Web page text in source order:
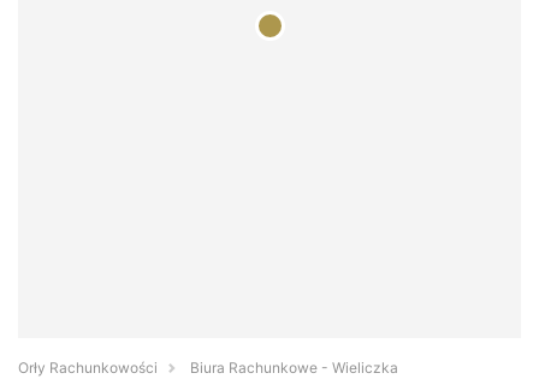
Orły Rachunkowości
Biura Rachunkowe - Wieliczka